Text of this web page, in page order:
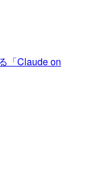
「Claude on